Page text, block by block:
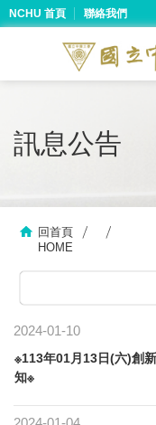
NCHU 首頁 聯絡我們
訊息公告
回首頁
HOME
2024-01-10
※113年01月13日(六)創
知※